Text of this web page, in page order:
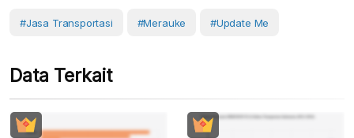
#Jasa Transportasi #merauke #Update Me
Data Terkait